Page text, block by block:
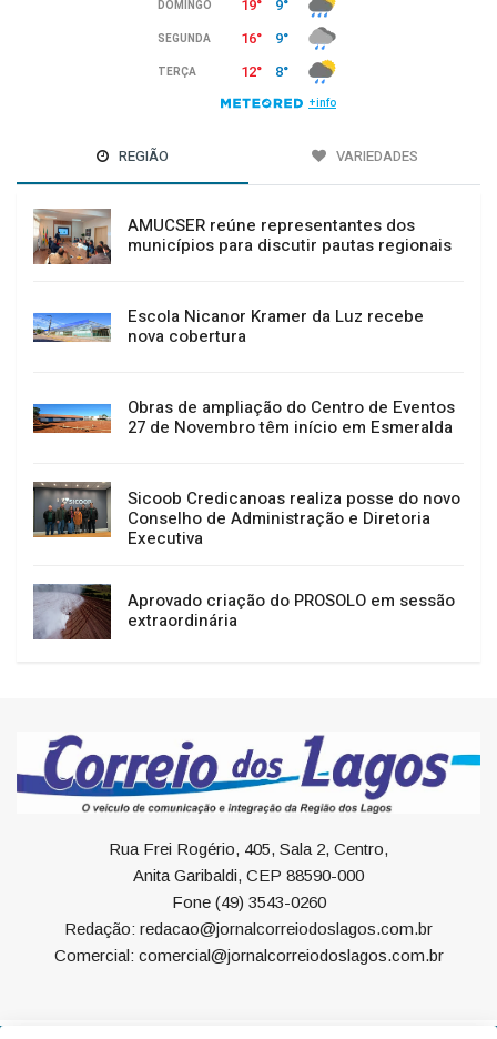
REGIÃO VARIEDADES
AMUCSER reúne representantes dos
municípios para discutir pautas regionais
Escola Nicanor Kramer da Luz recebe
nova cobertura
Obras de ampliação do Centro de Eventos
27 de Novembro têm início em Esmeralda
Sicoob Credicanoas realiza posse do novo
Conselho de Administração e Diretoria
Executiva
Aprovado criação do PROSOLO em sessão
extraordinária
Rua Frei Rogério, 405, Sala 2, Centro,
Anita Garibaldi, CEP 88590-000
Fone (49) 3543-0260
Redação: redacao@jornalcorreiodoslagos.com.br
Comercial: comercial@jornalcorreiodoslagos.com.br